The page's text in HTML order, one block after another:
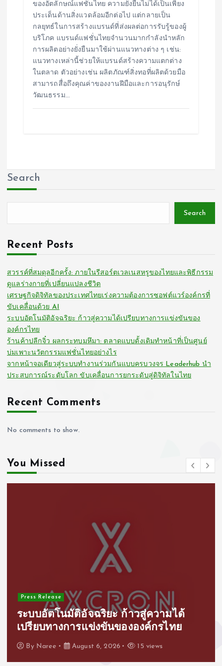
ของอัตลักษณ์แฟชั่นไทย ความยั่งยืนไม่ได้เป็นเพียง
ประเด็นด้านสิ่งแวดล้อมอีกต่อไป แต่กลายเป็น
กลยุทธ์ในการสร้างแบรนด์ที่ส่งผลต่อการรับรู้ของผู้
บริโภค แบรนด์แฟชั่นไทยจำนวนมากกำลังนำหลัก
การผลิตอย่างยั่งยืนมาใช้ผ่านแนวทางต่าง ๆ เช่น:
แนวทางเหล่านี้ช่วยให้แบรนด์สร้างความแตกต่าง
ในตลาด ตัวอย่างเช่น ผลิตภัณฑ์สิ่งทอที่ผลิตด้วยมือ
สามารถสื่อถึงคุณค่าของงานฝีมือและการอนุรักษ์
วัฒนธรรม…
Search
Search
Recent Posts
สวรรค์ที่สมดุลอีกครั้ง: ภายในรีสอร์ตเวลเนสหรูของไทยและพิธีกรรม
ดูแลร่างกายที่เปลี่ยนแปลงชีวิต
เศรษฐกิจดิจิทัลของประเทศไทยเร่งความต้องการซอฟต์แวร์องค์กรที่
ขับเคลื่อนด้วย AI
ระบบอัตโนมัติอัจฉริยะ ก้าวสู่ความได้เปรียบทางการแข่งขันของ
องค์กรไทย
ร้านค้าปลีกจิ๋ว ผลกระทบมหึมา: ตลาดแบบดั้งเดิมทำหน้าที่เป็นศูนย์
บ่มเพาะนวัตกรรมแฟชั่นไทยอย่างไร
จากหน้าจอเดียวสู่ระบบทำงานร่วมกันแบบครบวงจร Leaderhub นำ
ประสบการณ์ระดับโลก ขับเคลื่อนการยกระดับสู่ดิจิทัลในไทย
Recent Comments
No comments to show.
You Missed
Press Release
ระบบอัตโนมัติอัจฉริยะ ก้าวสู่ความได้
เปรียบทางการแข่งขันขององค์กรไทย
By Naree August 6, 2026 15 views